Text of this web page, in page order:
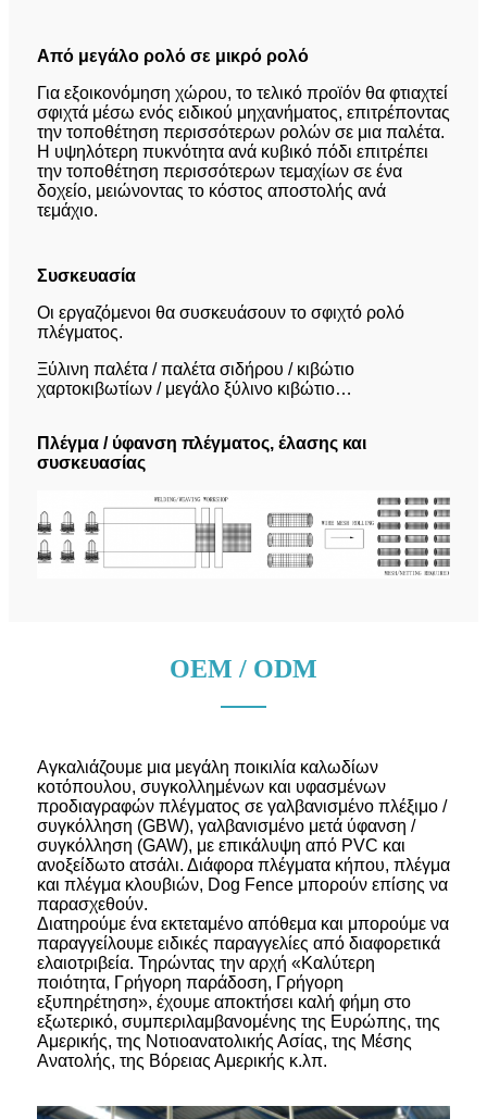
Από μεγάλο ρολό σε μικρό ρολό
Για εξοικονόμηση χώρου, το τελικό προϊόν θα φτιαχτεί
σφιχτά μέσω ενός ειδικού μηχανήματος, επιτρέποντας
την τοποθέτηση περισσότερων ρολών σε μια παλέτα.
Η υψηλότερη πυκνότητα ανά κυβικό πόδι επιτρέπει
την τοποθέτηση περισσότερων τεμαχίων σε ένα
δοχείο, μειώνοντας το κόστος αποστολής ανά
τεμάχιο.
Συσκευασία
Οι εργαζόμενοι θα συσκευάσουν το σφιχτό ρολό
πλέγματος.
Ξύλινη παλέτα / παλέτα σιδήρου / κιβώτιο
χαρτοκιβωτίων / μεγάλο ξύλινο κιβώτιο…
Πλέγμα / ύφανση πλέγματος, έλασης και
συσκευασίας
OEM / ODM
Αγκαλιάζουμε μια μεγάλη ποικιλία καλωδίων
κοτόπουλου, συγκολλημένων και υφασμένων
προδιαγραφών πλέγματος σε γαλβανισμένο πλέξιμο /
συγκόλληση (GBW), γαλβανισμένο μετά ύφανση /
συγκόλληση (GAW), με επικάλυψη από PVC και
ανοξείδωτο ατσάλι. Διάφορα πλέγματα κήπου, πλέγμα
και πλέγμα κλουβιών, Dog Fence μπορούν επίσης να
παρασχεθούν.
Διατηρούμε ένα εκτεταμένο απόθεμα και μπορούμε να
παραγγείλουμε ειδικές παραγγελίες από διαφορετικά
ελαιοτριβεία. Τηρώντας την αρχή «Καλύτερη
ποιότητα, Γρήγορη παράδοση, Γρήγορη
εξυπηρέτηση», έχουμε αποκτήσει καλή φήμη στο
εξωτερικό, συμπεριλαμβανομένης της Ευρώπης, της
Αμερικής, της Νοτιοανατολικής Ασίας, της Μέσης
Ανατολής, της Βόρειας Αμερικής κ.λπ.